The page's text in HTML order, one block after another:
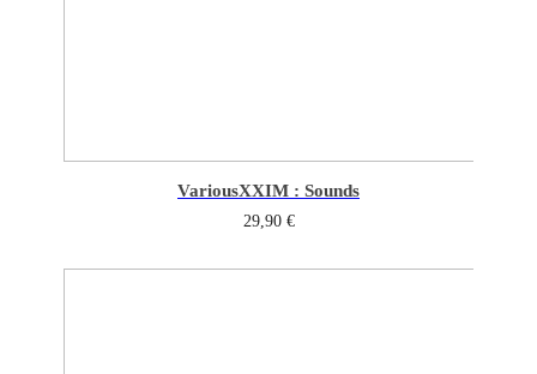
VariousXXIM : Sounds
29,90 €